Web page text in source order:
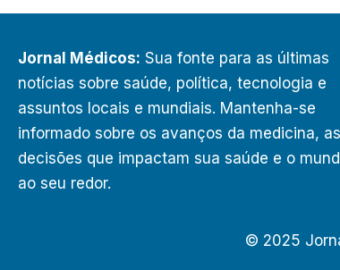
Jornal Médicos: Sua fonte para as últimas
notícias sobre saúde, política, tecnologia e
assuntos locais e mundiais. Mantenha-se
informado sobre os avanços da medicina, as
decisões que impactam sua saúde e o
ao seu redor.
© 2025